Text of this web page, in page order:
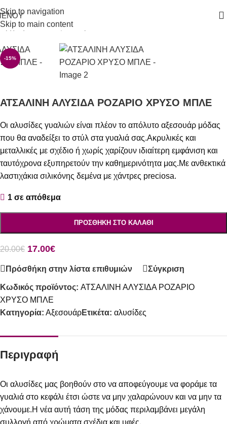
Skip to navigation
Skip to main content
Αρχική σελίδα/Αξεσουάρ
-15%
ΑΤΣΑΛΙΝΗ ΑΛΥΣΙΔΑ ΡΟΖΑΡΙΟ ΧΡΥΣΟ ΜΠΛΕ
Οι αλυσίδες γυαλιών είναι πλέον το απόλυτο αξεσουάρ μόδας
που θα αναδείξει το στύλ στα γυαλιά σας.Ακρυλικές και
μεταλλικές με σχέδιο ή χωρίς χαρίζουν ιδιαίτερη εμφάνιση και
ταυτόχρονα εξυπηρετούν την καθημερινότητα μας.Με ανθεκτικά
λαστιχάκια σιλικόνης δεμένα με χάντρες preciosa.
1 σε απόθεμα
ΠΡΟΣΘΉΚΗ ΣΤΟ ΚΑΛΆΘΙ
20.00€ 17.00€
Κωδικός προϊόντος: ΑΤΣΑΛΙΝΗ ΑΛΥΣΙΔΑ ΡΟΖΑΡΙΟ
ΧΡΥΣΟ ΜΠΛΕ
Κατηγορία: ΑξεσουάρΕτικέτα: αλυσίδες
Πρόσθήκη στην λίστα επιθυμιών Σύγκριση
Περιγραφή
Οι αλυσίδες μας βοηθούν στο να αποφεύγουμε να φοράμε τα
γυαλιά στο κεφάλι έτσι ώστε να μην χαλαρώνουν και να μην τα
χάνουμε.Η νέα αυτή τάση της μόδας περιλαμβάνει μεγάλη